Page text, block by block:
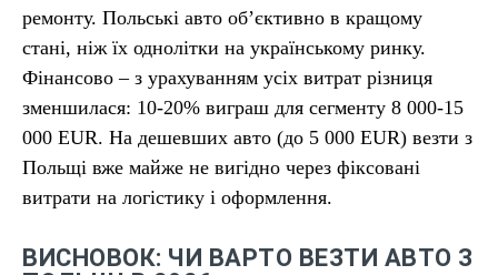
ремонту. Польські авто об’єктивно в кращому
стані, ніж їх однолітки на українському ринку.
Фінансово – з урахуванням усіх витрат різниця
зменшилася: 10-20% виграш для сегменту 8 000-15
000 EUR. На дешевших авто (до 5 000 EUR) везти з
Польщі вже майже не вигідно через фіксовані
витрати на логістику і оформлення.
ВИСНОВОК: ЧИ ВАРТО ВЕЗТИ АВТО З